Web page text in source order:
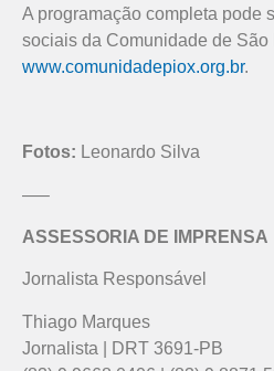
A programação completa pode
sociais da Comunidade de São
www.comunidadepiox.org.br.
Fotos: Leonardo Silva
—–
ASSESSORIA DE IMPRENSA
Jornalista Responsável
Thiago Marques
Jornalista | DRT 3691-PB